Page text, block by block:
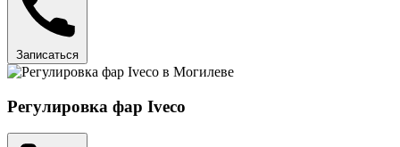
Записаться
Регулировка фар Iveco